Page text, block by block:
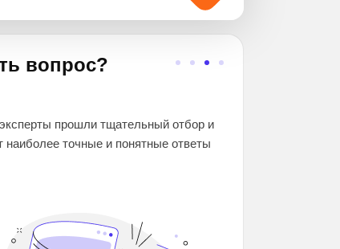
вопрос?
прошли тщательный отбор и
наиболее точные и понятные ответы